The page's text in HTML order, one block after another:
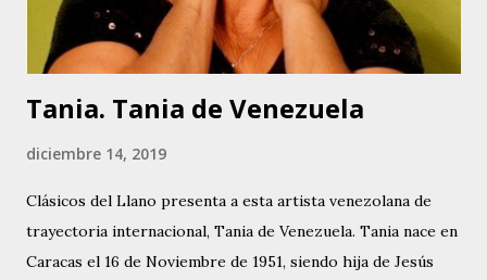
fundamentalmente versionando otras piezas de la autoría
del Poeta, e in...
Tania. Tania de Venezuela
diciembre 14, 2019
Clásicos del Llano presenta a esta artista venezolana de
trayectoria internacional, Tania de Venezuela. Tania nace en
Caracas el 16 de Noviembre de 1951, siendo hija de Jesús